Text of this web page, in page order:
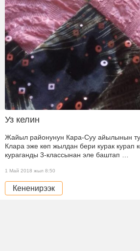
Уз келин
Жайыл районунун Кара-Суу айылынын
Клара эже көп жылдан бери курак курап
кураганды 3-классынан эле баштап …
1 Май 2018 жыл 8:50
Кененирээк